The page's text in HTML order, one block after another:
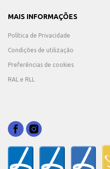
MAIS INFORMAÇÕES
Política de Privacidade
Condições de utilização
Preferências de cookies
RAL e RLL